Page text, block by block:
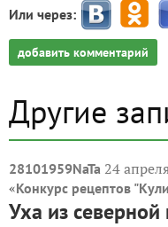
Или через:
добавить комментарий
Другие
28101959NaTa 24
«Конкурс рецептов
Уха из северной